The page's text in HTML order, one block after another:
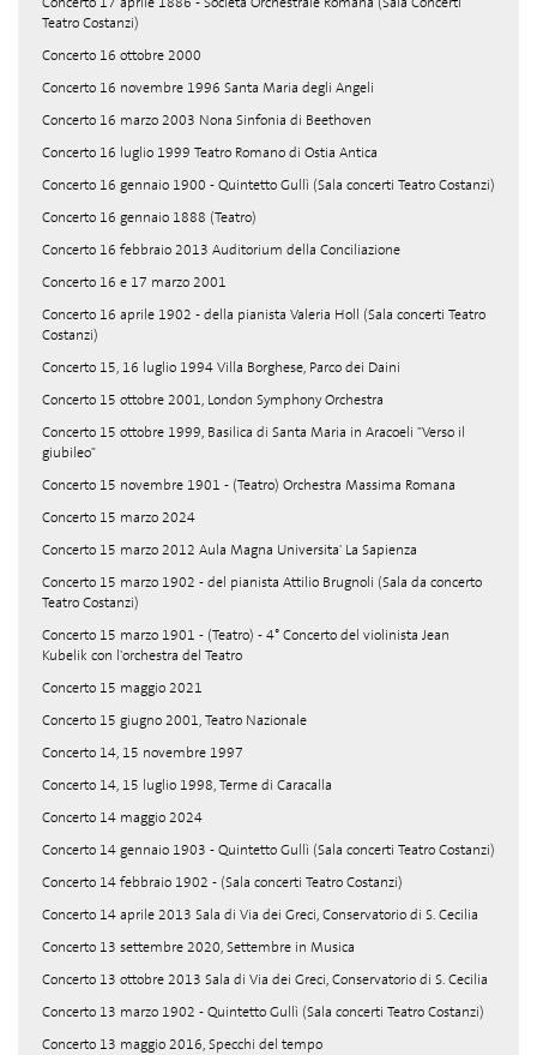
Teatro Costanzi)
Concerto 16 ottobre 2000
Concerto 16 novembre 1996 Santa Maria degli Angeli
Concerto 16 marzo 2003 Nona Sinfonia di Beethoven
Concerto 16 luglio 1999 Teatro Romano di Ostia Antica
Concerto 16 gennaio 1900 - Quintetto Gullì (Sala concerti Teatro Costanzi)
Concerto 16 gennaio 1888 (Teatro)
Concerto 16 febbraio 2013 Auditorium della Conciliazione
Concerto 16 e 17 marzo 2001
Concerto 16 aprile 1902 - della pianista Valeria Holl (Sala concerti Teatro
Costanzi)
Concerto 15, 16 luglio 1994 Villa Borghese, Parco dei Daini
Concerto 15 ottobre 2001, London Symphony Orchestra
Concerto 15 ottobre 1999, Basilica di Santa Maria in Aracoeli "Verso il
giubileo"
Concerto 15 novembre 1901 - (Teatro) Orchestra Massima Romana
Concerto 15 marzo 2024
Concerto 15 marzo 2012 Aula Magna Universita' La Sapienza
Concerto 15 marzo 1902 - del pianista Attilio Brugnoli (Sala da concerto
Teatro Costanzi)
Concerto 15 marzo 1901 - (Teatro) - 4° Concerto del violinista Jean
Kubelik con l'orchestra del Teatro
Concerto 15 maggio 2021
Concerto 15 giugno 2001, Teatro Nazionale
Concerto 14, 15 novembre 1997
Concerto 14, 15 luglio 1998, Terme di Caracalla
Concerto 14 maggio 2024
Concerto 14 gennaio 1903 - Quintetto Gullì (Sala concerti Teatro Costanzi)
Concerto 14 febbraio 1902 - (Sala concerti Teatro Costanzi)
Concerto 14 aprile 2013 Sala di Via dei Greci, Conservatorio di S. Cecilia
Concerto 13 settembre 2020, Settembre in Musica
Concerto 13 ottobre 2013 Sala di Via dei Greci, Conservatorio di S. Cecilia
Concerto 13 marzo 1902 - Quintetto Gullì (Sala concerti Teatro Costanzi)
Concerto 13 maggio 2016, Specchi del tempo